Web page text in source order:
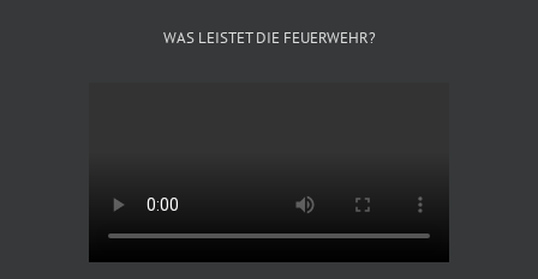
WAS LEISTET DIE FEUERWEHR?